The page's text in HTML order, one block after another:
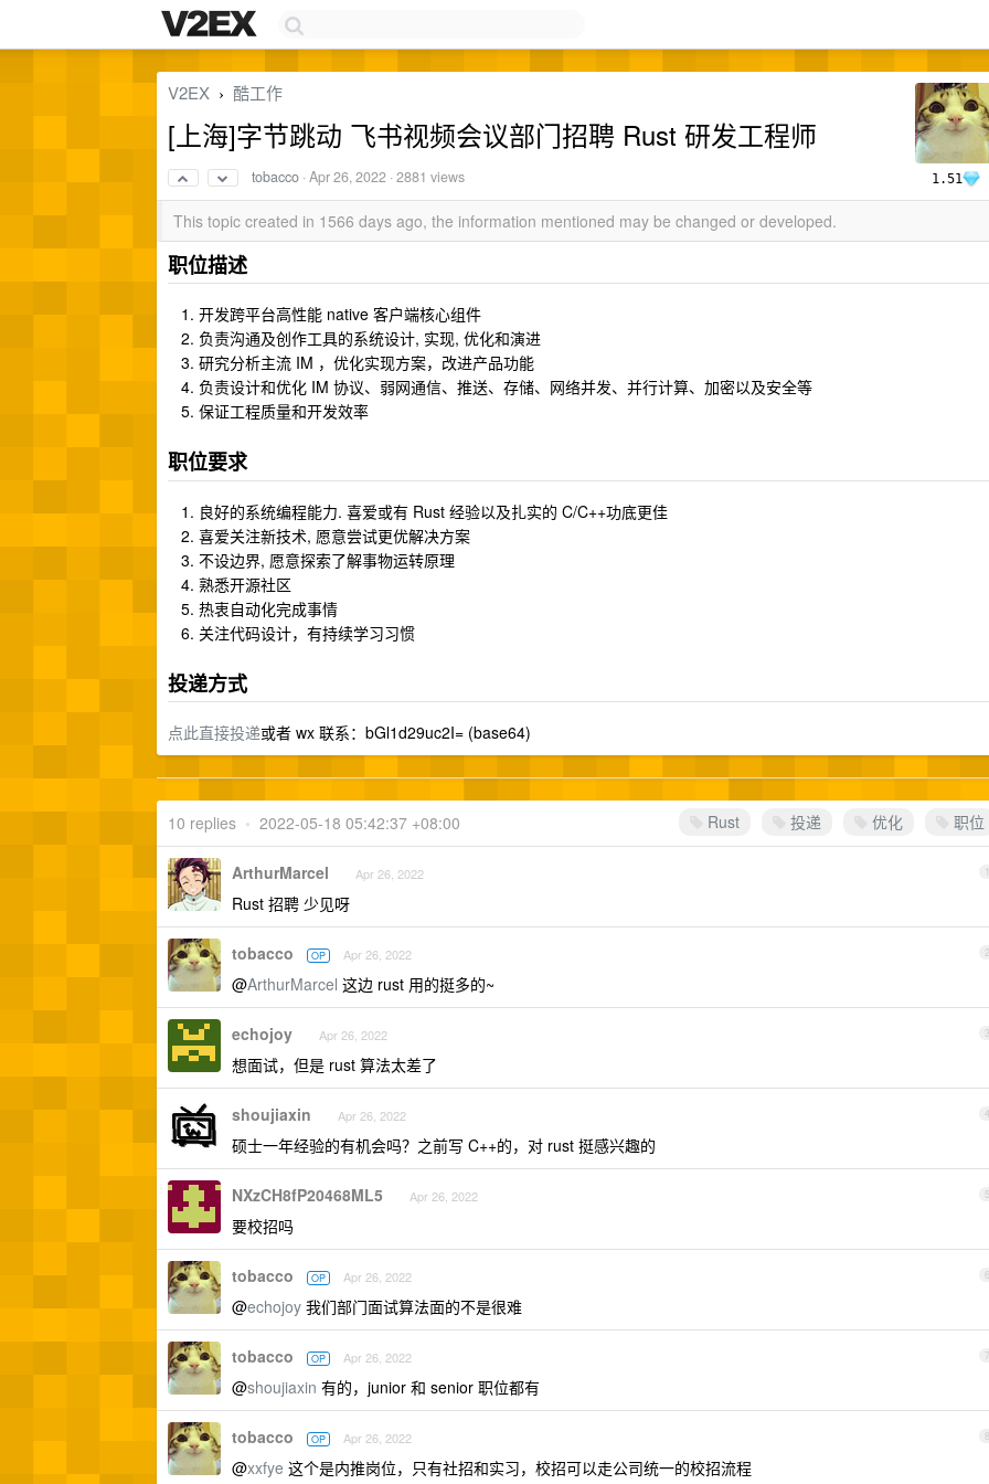
1.51
V2EX › 酷工作
[上海]字节跳动 飞书视频会议部门招聘 Rust 研发工程师
tobacco ·Apr 26, 2022 · 2881 views
This topic created in 1566 days ago, the information mentioned may be changed or developed.
职位描述
开发跨平台高性能 native 客户端核心组件
负责沟通及创作工具的系统设计, 实现, 优化和演进
研究分析主流 IM ，优化实现方案，改进产品功能
负责设计和优化 IM 协议、弱网通信、推送、存储、网络并发、并行计算、加密以及安全等
保证工程质量和开发效率
职位要求
良好的系统编程能力. 喜爱或有 Rust 经验以及扎实的 C/C++功底更佳
喜爱关注新技术, 愿意尝试更优解决方案
不设边界, 愿意探索了解事物运转原理
熟悉开源社区
热衷自动化完成事情
关注代码设计，有持续学习习惯
投递方式
点此直接投递或者 wx 联系：bGl1d29uc2I= (base64)
Rust 投递 优化 职位
10 replies • 2022-05-18 05:42:37 +08:00
1
ArthurMarcel Apr 26, 2022
Rust 招聘 少见呀
2
tobacco OP Apr 26, 2022
@ArthurMarcel 这边 rust 用的挺多的~
3
echojoy Apr 26, 2022
想面试，但是 rust 算法太差了
4
shoujiaxin Apr 26, 2022
硕士一年经验的有机会吗？之前写 C++的，对 rust 挺感兴趣的
5
NXzCH8fP20468ML5 Apr 26, 2022
要校招吗
6
tobacco OP Apr 26, 2022
@echojoy 我们部门面试算法面的不是很难
7
tobacco OP Apr 26, 2022
@shoujiaxin 有的，junior 和 senior 职位都有
8
tobacco OP Apr 26, 2022
@xxfye 这个是内推岗位，只有社招和实习，校招可以走公司统一的校招流程